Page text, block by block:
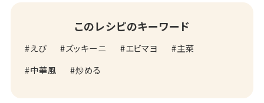
このレシピのキーワード
えび ズッキーニ エビマヨ
主菜
中華風
炒める